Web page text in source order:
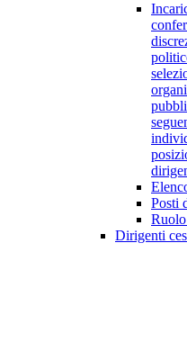
Posti
Dirigenti